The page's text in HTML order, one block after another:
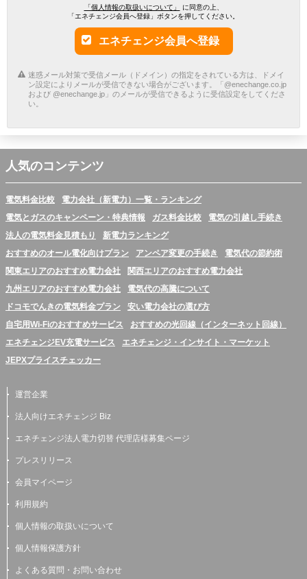
「個人情報の取扱いについて」
に同意の上、
「エネチェンジ会員へ登録」ボタンを押してください。
エネチェンジ会員へ登録
迷惑メール対策で受信メール（ドメイン）の指定をされている方は、ドメイ
ン設定によりメールが受信できない場合がございます。「@enechange.co.jp
および @enechange.jp」のメールが受信できるように受信設定をしてくださ
い。
人気のコンテンツ
電気料金比較
電力会社（新電力）一覧・ランキング
電気とガスのキャンペーン・特典情報
ガス料金比較
電気の引越し手続き
法人の電気料金見積もり
新電力ランキング
おすすめのオール電化向けプラン
アンペア変更の手続き
電気代の節約術
関東エリアのおすすめ電力会社
関西エリアのおすすめ電力会社
九州エリアのおすすめ電力会社
電気代の高騰について
ドコモでんきの電気料金プラン
安い電力会社の選び方
自宅用Wi-Fiのおすすめサービス
おすすめの光回線（インターネット回線）
エネチェンジEV充電サービス
エネチェンジ・インサイト・マーケット
JEPXプライスチェッカー
運営企業
法人向けエネチェンジ Biz
エネチェンジ法人電力切替 代理店様募集ページ
プレスリリース
会員マイページ
利用規約
個人情報の取扱いについて
個人情報保護方針
よくある質問・お問い合わせ